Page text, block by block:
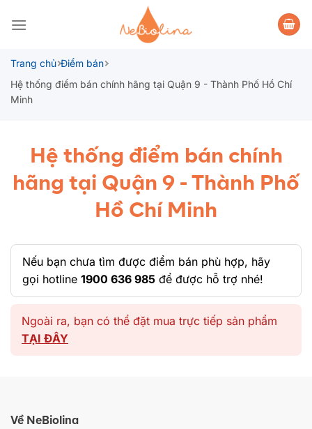
qua
dungTrang chủ Điểm bán
Hệ thống điểm bán chính hãng tại Quận 9 - Thành Phố Hồ Chí
Minh
Hệ thống điểm bán chính
hãng tại Quận 9 - Thành Phố
Hồ Chí Minh
Nếu bạn chưa tìm được điểm bán phù hợp, hãy
gọi hotline 1900 636 985 để được hỗ trợ nhé!
Ngoài ra, bạn có thể đặt mua trực tiếp sản phẩm
TẠI ĐÂY
Về NeBiolina